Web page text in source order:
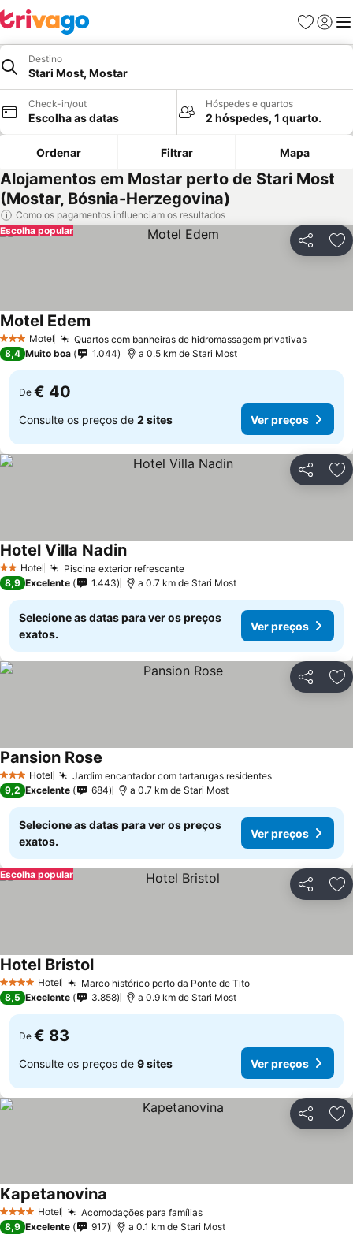
Favoritos
Iniciar
Destino
Stari Most, Mostar
Check-in/out
Escolha as datas
Hóspedes e quartos
2 hóspedes, 1 quarto.
Ordenar Filtrar Mapa
Alojamentos em Mostar perto de Stari Most
(Mostar, Bósnia-Herzegovina)
Como os pagamentos influenciam os resultados
Partilhar
Escolha popular
3 EstrelasMotel Quartos com banheiras de hidromassagem privativasVer
Motel Edem
8,4 Muito boa 1.044 a 0.5 km de Stari Most
De € 40
Consulte os preços de 2 sites Ver preços
Partilhar
2 Estrelas
Hotel Piscina exterior refrescanteVer preços
Hotel Villa NadinVer preços
8,9 Excelente 1.443 a 0.7 km de Stari Most
Selecione as datas para ver os preços
exatos.
Ver preços
Partilhar
3 EstrelasHotel Jardim encantador com tartarugas residentesVer preços
Pansion Rose
9,2 Excelente 684 a 0.7 km de Stari Most
Selecione as datas para ver os preços
exatos.
Ver preços
Partilhar
Escolha popular
4 EstrelasHotel Marco histórico perto da Ponte de TitoVer preços
Hotel BristolVer preços
8,5 Excelente 3.858 a 0.9 km de Stari Most
De € 83
Consulte os preços de 9 sites Ver preços
Partilhar
4 EstrelasHotel Acomodações para famíliasVer preços
Kapetanovina
8,9 Excelente 917 a 0.1 km de Stari Most